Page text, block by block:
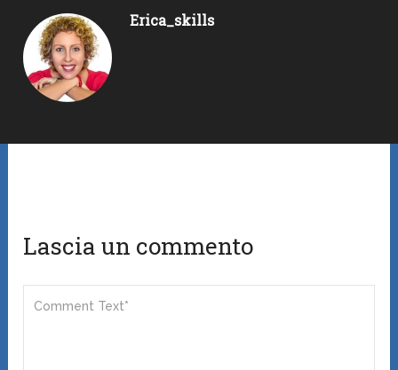
Erica_skills
Lascia un commento